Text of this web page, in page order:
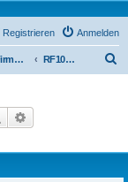
Anmelden
Registrieren
Firmware / Tweaks RF1000-Klipper
Suche